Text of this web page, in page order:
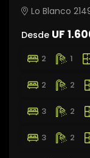
Lo Blanco
Desde UF
2 1
2 2
3 2
3 2